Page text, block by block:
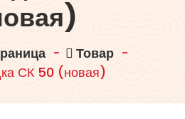
- Товар-
СК 50 (новая)